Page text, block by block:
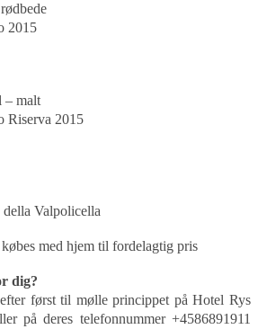
2015
– malt
Riserva 2015
Valpolicella
med hjem til fordelagtig pris
dig?
først til mølle princippet på Hotel Rys
på deres telefonnummer +4586891911